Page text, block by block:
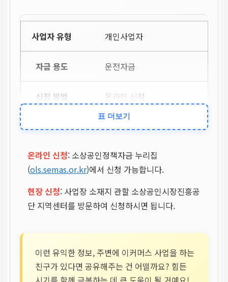
개인사업자
운전자금
온라인 신청
전자 약정
시설자금
현장 신청
법인사업자
표 더보기
온라인 신청: 소상공인정책자금 누리집
(ols.semas.or.kr)에서 신청 가능합니다.
현장 신청: 사업장 소재지 관할 소상공인시장진흥공
단 지역센터를 방문하여 신청하시면 됩니다.
이런 유익한 정보, 주변에 이커머스 사업을 하는
친구가 있다면 공유해주는 건 어떨까요? 힘든